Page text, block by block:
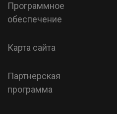
Программное
обеспечение
Карта сайта
Партнерская
программа